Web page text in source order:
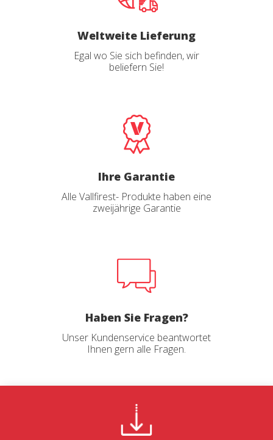
Weltweite Lieferung
Egal wo Sie sich befinden, wir
beliefern Sie!
Ihre Garantie
Alle Vallfirest- Produkte haben eine
zweijährige Garantie
Haben Sie Fragen?
Unser Kundenservice beantwortet
Ihnen gern alle Fragen.